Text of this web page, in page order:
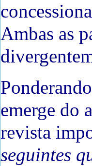
Ambas as
emerge do
revista
seguintes